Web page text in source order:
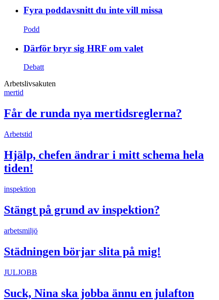
Fyra poddavsnitt du inte vill missa
Podd
Därför bryr sig HRF om valet
Debatt
Arbetslivsakuten
mertid
Får de runda nya mertidsreglerna?
Arbetstid
Hjälp, chefen ändrar i mitt schema hela
tiden!
inspektion
Stängt på grund av inspektion?
arbetsmiljö
Städningen börjar slita på mig!
JULJOBB
Suck, Nina ska jobba ännu en julafton